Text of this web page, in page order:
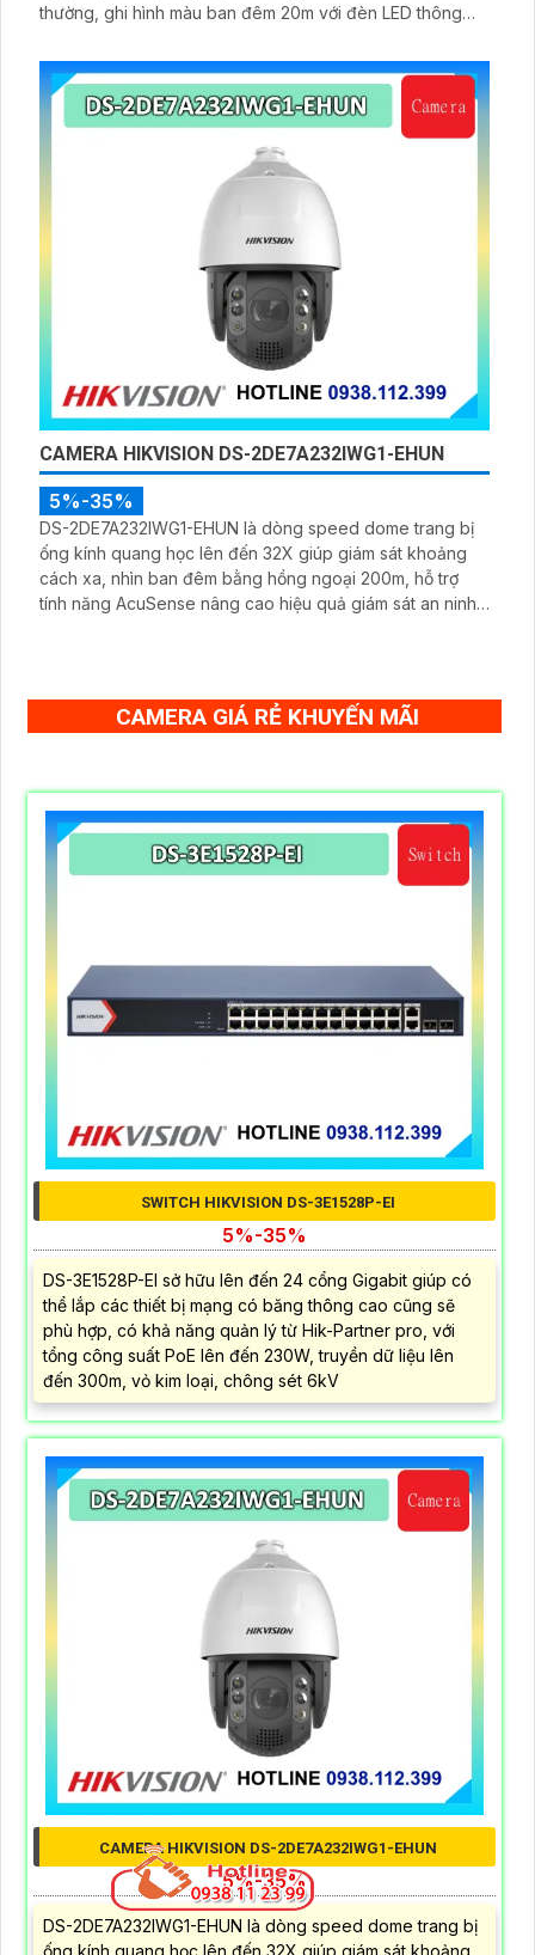
thường, ghi hình màu ban đêm 20m với đèn LED thông
dụng DMSS,
CAMERA HIKVISION DS-2DE7A232IWG1-EHUN
5%-35%
DS-2DE7A232IWG1-EHUN là dòng speed dome trang bị
ống kính quang học lên đến 32X giúp giám sát khoảng
cách xa, nhìn ban đêm bằng hồng ngoại 200m, hỗ trợ
tính năng AcuSense nâng cao hiệu quả giám sát an ninh,
CAMERA GIÁ RẺ KHUYẾN MÃI
SWITCH HIKVISION DS-3E1528P-EI
5%-35%
DS-3E1528P-EI sở hữu lên đến 24 cổng Gigabit giúp có
thể lắp các thiết bị mạng có băng thông cao cũng sẽ
phù hợp, có khả năng quản lý từ Hik-Partner pro, với
tổng công suất PoE lên đến 230W, truyền dữ liệu lên
đến 300m, vỏ kim loại, chông sét 6kV
CAMERA HIKVISION DS-2DE7A232IWG1-EHUN
5%-35%
DS-2DE7A232IWG1-EHUN là dòng speed dome trang bị